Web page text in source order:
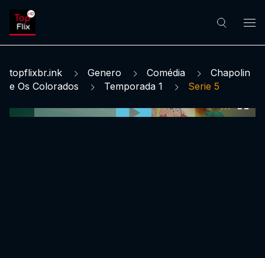
topflixbr.ink Genero Comédia
Chapolin
e Os Colorados
Temporada 1 Serie 5